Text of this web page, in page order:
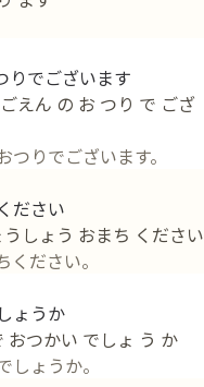
りでございます
えん の お つり で ござ
りでございます。
ださい
しょう おまち ください
ださい。
ょうか
おつかい でしょ う か
ょうか。